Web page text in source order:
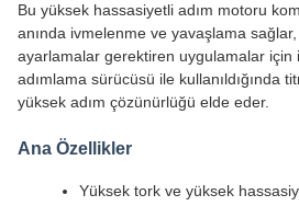
Bu yüksek hassasiyetli adım motoru
anında ivmelenme ve yavaşlama sağlar,
ayarlamalar gerektiren uygulamalar için
adımlama sürücüsü ile kullanıldığında
yüksek adım çözünürlüğü elde eder.
Ana Özellikler
Yüksek tork ve yüksek